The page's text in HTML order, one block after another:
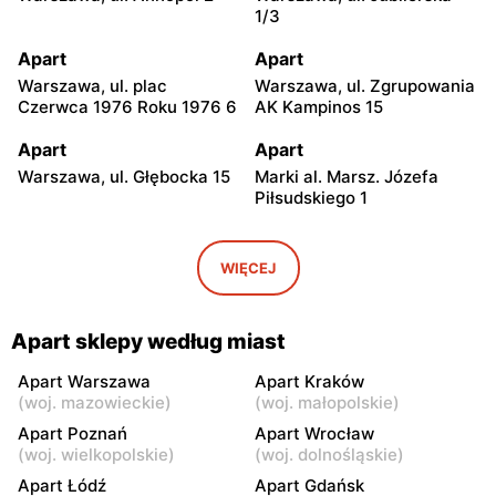
1/3
Apart
Warszawa, ul. plac
Czerwca 1976 Roku 1976 6
Apart
Warszawa, ul. Zgrupowania
AK Kampinos 15
Apart
Warszawa, ul. Głębocka 15
Apart
Marki al. Marsz. Józefa
Piłsudskiego 1
Warszawa, ul. Światowida
Apart
Janki, ul. Mszczonowska 3
Apart
Piaseczno, ul. Puławska
42E
Apart
Sienkiewicza 19
Apart
Legionowo, ul. Jerzego
Siwińskiego 2
Apart
Wołomin, ul. Geodetów 2
WIĘCEJ
Apart sklepy według miast
Apart Warszawa
(woj. mazowieckie)
Apart Kraków
(woj. małopolskie)
Apart Poznań
(woj. wielkopolskie)
Apart Wrocław
(woj. dolnośląskie)
Apart Łódź
Apart Gdańsk